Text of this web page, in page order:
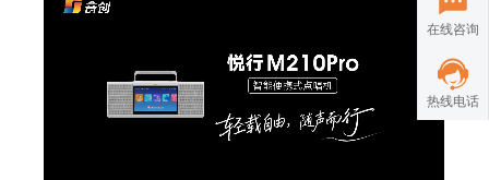
在线咨询
热线电话